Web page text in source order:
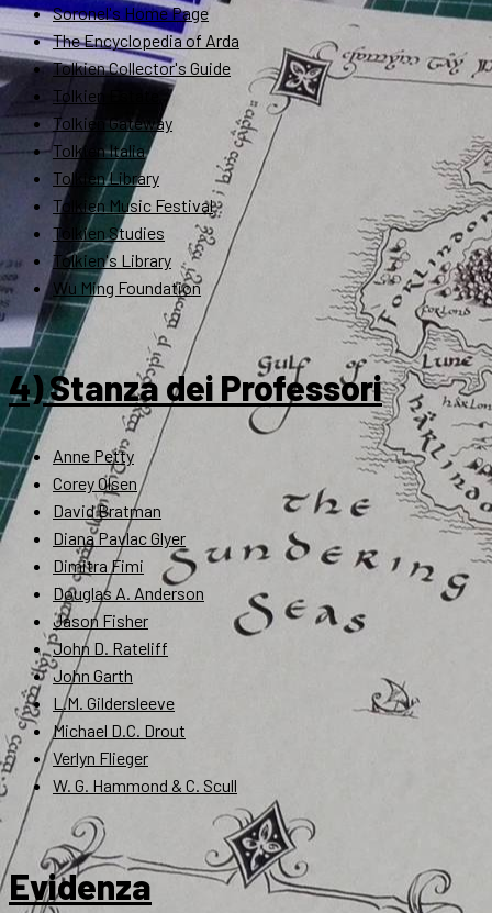
Soronel's Home Page
The Encyclopedia of Arda
Tolkien Collector's Guide
Tolkien Estate
Tolkien Gateway
Tolkien Italia
Tolkien Library
Tolkien Music Festival
Tolkien Studies
Tolkien's Library
Wu Ming Foundation
4) Stanza dei Professori
Anne Petty
Corey Olsen
David Bratman
Diana Pavlac Glyer
Dimitra Fimi
Douglas A. Anderson
Jason Fisher
John D. Rateliff
John Garth
L.M. Gildersleeve
Michael D.C. Drout
Verlyn Flieger
W. G. Hammond & C. Scull
Evidenza